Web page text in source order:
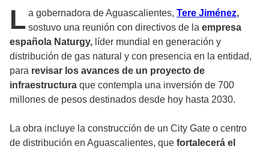
L a gobernadora de Aguascalientes, Tere Jiménez,
sostuvo una reunión con directivos de la empresa
española Naturgy, líder mundial en generación y
distribución de gas natural y con presencia en la entidad,
para revisar los avances de un proyecto de
infraestructura que contempla una inversión de 700
millones de pesos destinados desde hoy hasta 2030.
La obra incluye la construcción de un City Gate o centro
de distribución en Aguascalientes, que fortalecerá el